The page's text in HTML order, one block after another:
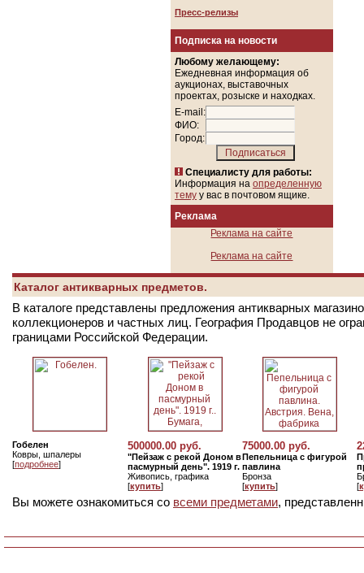
Пресс-релизы
Подписка на новости
Любому желающему:
Ежедневная информация об
аукционах, выставочных
проектах, розыске и находках.
E-mail:
ФИО:
Город:
Специалисту для работы:
Информация на определенную
тему у вас в почтовом ящике.
Реклама
Реклама на сайте
Реклама на сайте
Каталог антикварных предметов.
В каталоге представлены предложения антикварных
коллекционеров и частных лиц. География Продавцов не
границами Российской Федерации.
Гобелен
Ковры, шпалеры
[подробнее]
500000.00 руб.
"Пейзаж с рекой Доном в
пасмурный день". 1919 г.
Живопись, графика
[купить]
75000.00 руб.
Пепельница с фигурой
павлина
Бронза
[купить]
[
Вы можете ознакомиться со всеми предметами,